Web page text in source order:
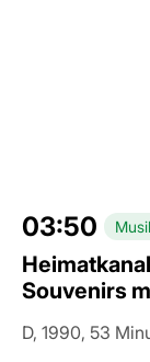
03:50
Souvenirs
D, 1990, 53